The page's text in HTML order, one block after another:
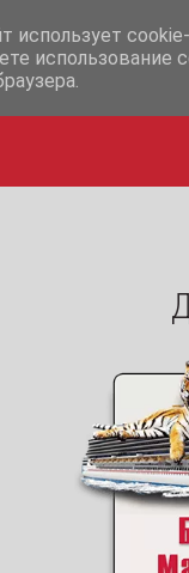
использует
использование